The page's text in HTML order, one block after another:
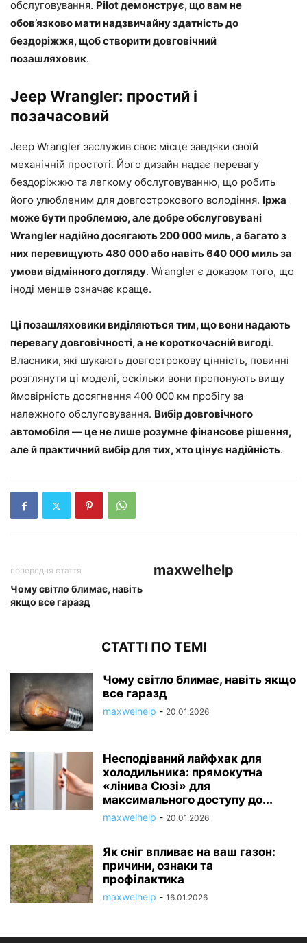
обслуговування. Pilot демонструє, що вам не
обов’язково мати надзвичайну здатність до
бездоріжжя, щоб створити довговічний
позашляховик.
Jeep Wrangler: простий і
позачасовий
Jeep Wrangler заслужив своє місце завдяки своїй
механічній простоті. Його дизайн надає перевагу
бездоріжжю та легкому обслуговуванню, що робить
його улюбленим для довгострокового володіння. Іржа
може бути проблемою, але добре обслуговувані
Wrangler надійно досягають 200 000 миль, а багато з
них перевищують 480 000 або навіть 640 000 миль за
умови відмінного догляду. Wrangler є доказом того, що
іноді менше означає краще.
Ці позашляховики виділяються тим, що вони надають
перевагу довговічності, а не короткочасній вигоді.
Власники, які шукають довгострокову цінність, повинні
розглянути ці моделі, оскільки вони пропонують вищу
ймовірність досягнення 400 000 км пробігу за
належного обслуговування. Вибір довговічного
автомобіля — це не лише розумне фінансове рішення,
але й практичний вибір для тих, хто цінує надійність.
попередня стаття
Чому світло блимає, навіть
якщо все гаразд
maxwelhelp
СТАТТІ ПО ТЕМІ
Чому світло блимає, навіть якщо
все гаразд
maxwelhelp - 20.01.2026
Несподіваний лайфхак для
холодильника: прямокутна
«лінива Сюзі» для
максимального доступу до...
maxwelhelp - 20.01.2026
Як сніг впливає на ваш газон:
причини, ознаки та
профілактика
maxwelhelp - 16.01.2026